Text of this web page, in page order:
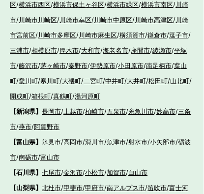
区/横浜市西区/横浜市保土ヶ谷区/横浜市緑区/横浜市南区/川崎
市/川崎市川崎区/川崎市幸区/川崎市中原区/川崎市高津区/川崎
市宮前区/川崎市多摩区/川崎市麻生区/横須賀市/鎌倉市/逗子市/
三浦市/相模原市/厚木市/大和市/海老名市/座間市/綾瀬市/平塚
市/藤沢市/茅ヶ崎市/秦野市/伊勢原市/小田原市/南足柄市/葉山
町/愛川町/寒川町/大磯町/二宮町/中井町/大井町/松田町/山北町/
開成町/箱根町/真鶴町/湯河原町
【新潟県】 長岡市/上越市/柏崎市/五泉市/糸魚川市/妙高市/三条
市/燕市/阿賀野市
【富山県】 氷見市/高岡市/滑川市/魚津市/射水市/小矢部市/砺波
市/南砺市/富山市
【石川県】 七尾市/金沢市/小松市/加賀市/白山市
【山梨県】 北杜市/甲斐市/甲府市/南アルプス市/笛吹市/富士河